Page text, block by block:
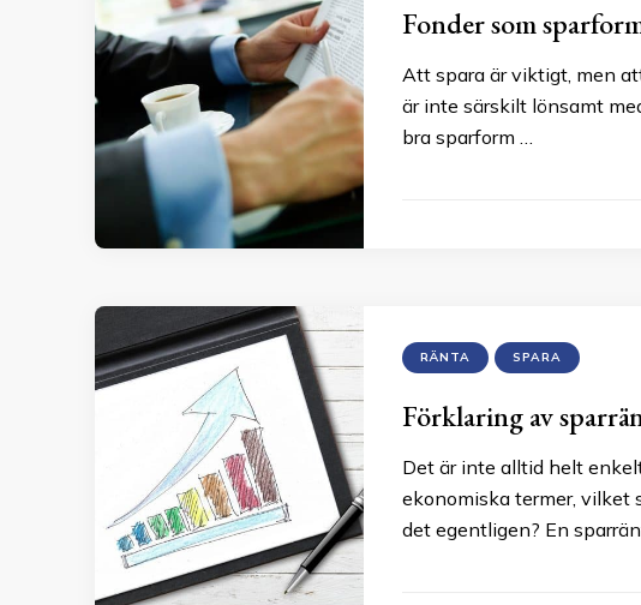
Fonder som
Att spara är viktigt, men
är inte särskilt lönsamt
bra sparform …
RÄNTA SPARA
Förklaring av
Det är inte alltid helt
ekonomiska termer, vilket
det egentligen? En